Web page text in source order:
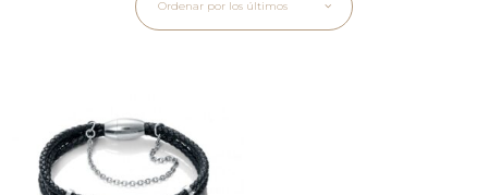
Ordenar por los últimos